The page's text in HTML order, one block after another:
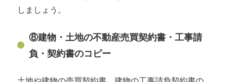
しましょう。
⑧建物・土地の不動産売買契約書・工事請
負・契約書のコピー